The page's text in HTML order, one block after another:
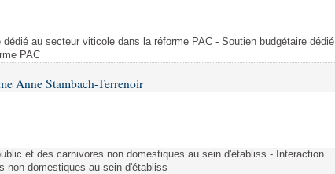
au secteur viticole dans la réforme PAC - Soutien budgétaire dédié
PAC
Anne Stambach-Terrenoir
et des carnivores non domestiques au sein d'établiss - Interaction
non domestiques au sein d'établiss